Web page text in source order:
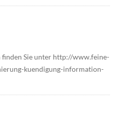
Sie unter http://www.feine-
kuendigung-information-